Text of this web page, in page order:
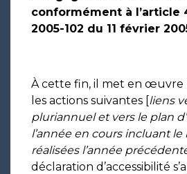
conformément à l’article
2005-102 du 11 février
À cette fin, il met en œuvre
les actions suivantes [liens
pluriannuel et vers le plan
l’année en cours incluant
réalisées l’année
déclaration d’accessibilité